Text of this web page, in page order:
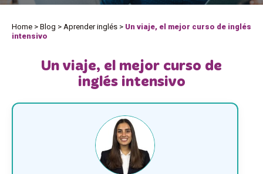
Home > Blog > Aprender inglés > Un viaje, el mejor curso de inglés
intensivo
Un viaje, el mejor curso de
inglés intensivo